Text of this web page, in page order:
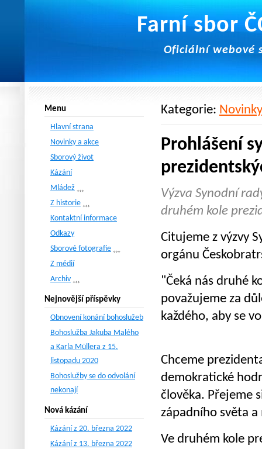
Farní sbor
Oficiální webové
Kategorie:
Prohlášení
Výzva Synodní
druhém kole
Citujeme z výzvy
orgánu
"Čeká nás druhé
považujeme za
každého, aby se
Chceme
demokratické
člověka. Přejeme
západního světa
Ve druhém kole
Menu
Hlavní strana
Novinky a akce
Sborový život
Kázání
Mládež
Z historie
Kontaktní informace
Odkazy
Sborové fotografie
Z médií
Archiv
Nejnovější příspěvky
Obnovení konání bohoslužeb
Bohoslužba Jakuba Malého
a Karla Müllera z 15.
listopadu 2020
Bohoslužby se do odvolání
nekonají
Nová kázání
Kázání z 20. března 2022
Kázání z 13. března 2022